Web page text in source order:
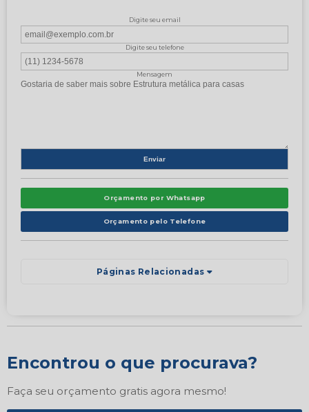
Digite seu email
Digite seu telefone
Mensagem
Orçamento por Whatsapp
Orçamento pelo Telefone
Páginas Relacionadas
Encontrou o que procurava?
Faça seu orçamento gratis agora mesmo!